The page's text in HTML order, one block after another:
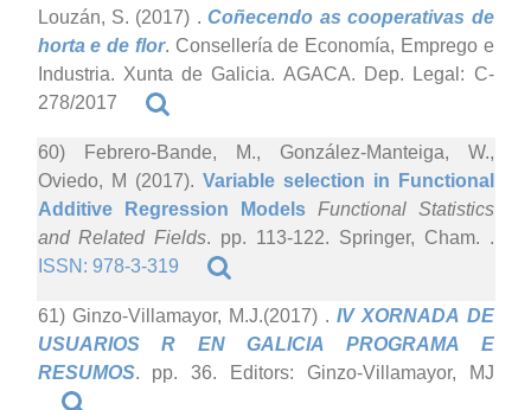
Louzán, S. (2017) .Coñecendo as cooperativas de
horta e de flor. Consellería de Economía, Emprego e
Industria. Xunta de Galicia. AGACA. Dep. Legal: C-
278/2017
60) Febrero-Bande, M., González-Manteiga, W.,
Oviedo, M (2017). Variable selection in Functional
Additive Regression ModelsFunctional Statistics
and Related Fields. pp. 113-122. Springer, Cham. .
ISSN: 978-3-319
61) Ginzo-Villamayor, M.J.(2017) .IV XORNADA DE
USUARIOS R EN GALICIA PROGRAMA E
RESUMOS. pp. 36. Editors: Ginzo-Villamayor, MJ